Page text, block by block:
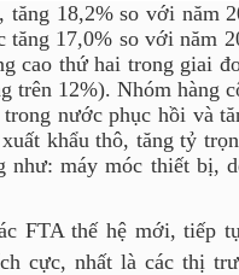
18,2% so với năm
17,0% so với năm
cao thứ hai trong giai
12%). Nhóm hàng
nước phục hồi và
khẩu thô, tăng tỷ
máy móc thiết bị,
FTA thế hệ mới, tiếp
cực, nhất là các thị